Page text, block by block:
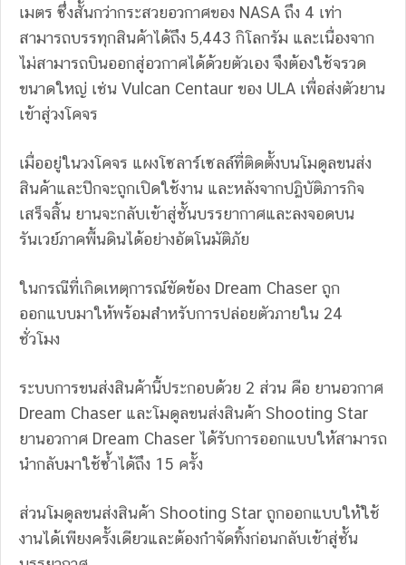
เมตร ซึ่งสั้นกว่ากระสวยอวกาศของ NASA ถึง 4 เท่า
สามารถบรรทุกสินค้าได้ถึง 5,443 กิโลกรัม และเนื่องจาก
ไม่สามารถบินออกสู่อวกาศได้ด้วยตัวเอง จึงต้องใช้จรวด
ขนาดใหญ่ เช่น Vulcan Centaur ของ ULA เพื่อส่งตัวยาน
เข้าสู่วงโคจร
เมื่ออยู่ในวงโคจร แผงโซลาร์เซลล์ที่ติดตั้งบนโมดูลขนส่ง
สินค้าและปีกจะถูกเปิดใช้งาน และหลังจากปฏิบัติภารกิจ
เสร็จสิ้น ยานจะกลับเข้าสู่ชั้นบรรยากาศและลงจอดบน
รันเวย์ภาคพื้นดินได้อย่างอัตโนมัติภัย
ในกรณีที่เกิดเหตุการณ์ขัดข้อง Dream Chaser ถูก
ออกแบบมาให้พร้อมสำหรับการปล่อยตัวภายใน 24
ชั่วโมง
ระบบการขนส่งสินค้านี้ประกอบด้วย 2 ส่วน คือ ยานอวกาศ
Dream Chaser และโมดูลขนส่งสินค้า Shooting Star
ยานอวกาศ Dream Chaser ได้รับการออกแบบให้สามารถ
นำกลับมาใช้ซ้ำได้ถึง 15 ครั้ง
ส่วนโมดูลขนส่งสินค้า Shooting Star ถูกออกแบบให้ใช้
งานได้เพียงครั้งเดียวและต้องกำจัดทิ้งก่อนกลับเข้าสู่ชั้น